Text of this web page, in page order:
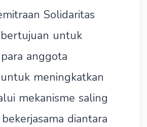
Solidaritas
bertujuan untuk
anggota
meningkatkan
mekanisme saling
diantara